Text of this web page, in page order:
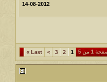
14-08-2012
1 من 5 1
2
3
>
Last
»